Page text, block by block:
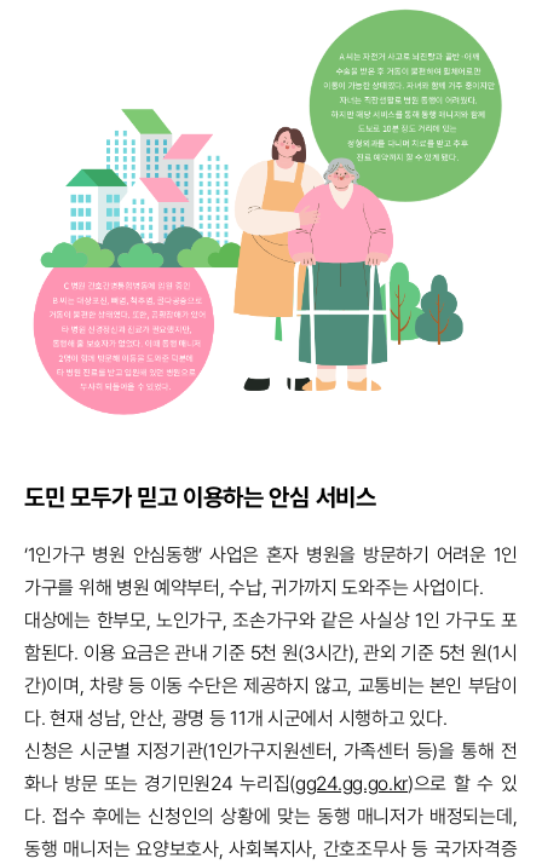
도민 모두가 믿고 이용하는 안심 서비스
‘1인가구 병원 안심동행’ 사업은 혼자 병원을 방문하기 어려운 1인
가구를 위해 병원 예약부터, 수납, 귀가까지 도와주는 사업이다.
대상에는 한부모, 노인가구, 조손가구와 같은 사실상 1인 가구도 포
함된다. 이용 요금은 관내 기준 5천 원(3시간), 관외 기준 5천 원(1시
간)이며, 차량 등 이동 수단은 제공하지 않고, 교통비는 본인 부담이
다. 현재 성남, 안산, 광명 등 11개 시군에서 시행하고 있다.
신청은 시군별 지정기관(1인가구지원센터, 가족센터 등)을 통해 전
화나 방문 또는 경기민원24 누리집(gg24.gg.go.kr)으로 할 수 있
다. 접수 후에는 신청인의 상황에 맞는 동행 매니저가 배정되는데,
동행 매니저는 요양보호사, 사회복지사, 간호조무사 등 국가자격증